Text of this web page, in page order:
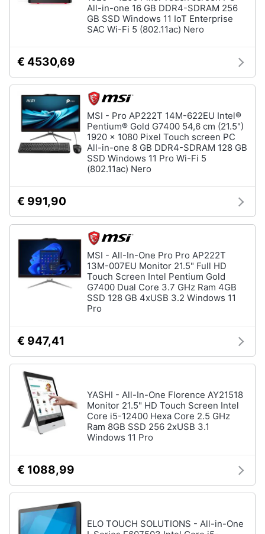
All-in-one 16 GB DDR4-SDRAM 256
GB SSD Windows 11 IoT Enterprise
SAC Wi-Fi 5 (802.11ac) Nero
€ 4530,69
MSI - Pro AP222T 14M-622EU Intel®
Pentium® Gold G7400 54,6 cm (21.5")
1920 x 1080 Pixel Touch screen PC
All-in-one 8 GB DDR4-SDRAM 128 GB
SSD Windows 11 Pro Wi-Fi 5
(802.11ac) Nero
€ 991,90
MSI - All-In-One Pro Pro AP222T
13M-007EU Monitor 21.5" Full HD
Touch Screen Intel Pentium Gold
G7400 Dual Core 3.7 GHz Ram 4GB
SSD 128 GB 4xUSB 3.2 Windows 11
Pro
€ 947,41
YASHI - All-In-One Florence AY21518
Monitor 21.5" HD Touch Screen Intel
Core i5-12400 Hexa Core 2.5 GHz
Ram 8GB SSD 256 2xUSB 3.1
Windows 11 Pro
€ 1088,99
ELO TOUCH SOLUTIONS - All-in-One